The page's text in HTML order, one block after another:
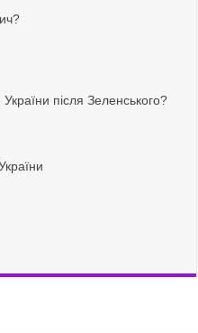
після Зеленського?